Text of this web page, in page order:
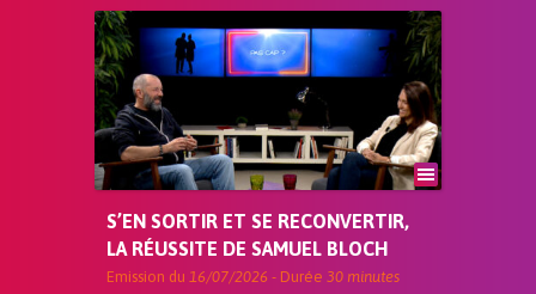
S’EN SORTIR ET SE RECONVERTIR,
LA RÉUSSITE DE SAMUEL BLOCH
Emission du 16/07/2026 - Durée 30 minutes